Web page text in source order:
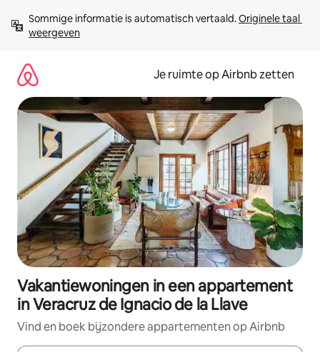
direct
naar
Sommige informatie is automatisch vertaald. Originele taal
weergeven
Je ruimte op Airbnb zetten
Vakantiewoningen in een appartement
in Veracruz de Ignacio de la Llave
Vind en boek bijzondere appartementen op Airbnb